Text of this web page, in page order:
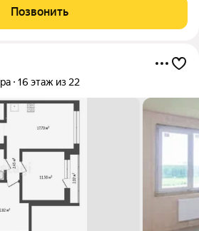
черновой отделке: стены выровнены
цементная
Позвонить
16 этаж из 22